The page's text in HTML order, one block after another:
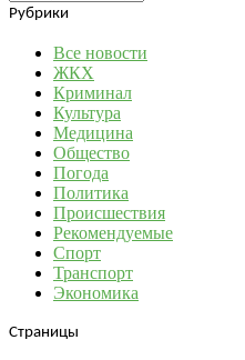
Рубрики
Все новости
ЖКХ
Криминал
Культура
Медицина
Общество
Погода
Политика
Происшествия
Рекомендуемые
Спорт
Транспорт
Экономика
Страницы